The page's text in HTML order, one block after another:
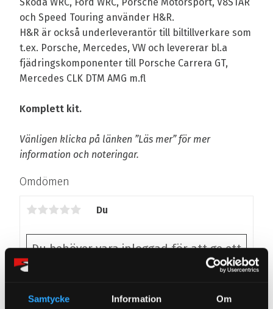
Samtycke Information Om
och Speed Touring använder H&R.
H&R är också underleverantör till biltillverkare som
t.ex. Porsche, Mercedes, VW och levererar bl.a
fjädringskomponenter till Porsche Carrera GT,
Mercedes CLK DTM AMG m.fl
Komplett kit.
Vänligen klicka på länken ”Läs mer” för mer
information och noteringar.
Omdömen
Du